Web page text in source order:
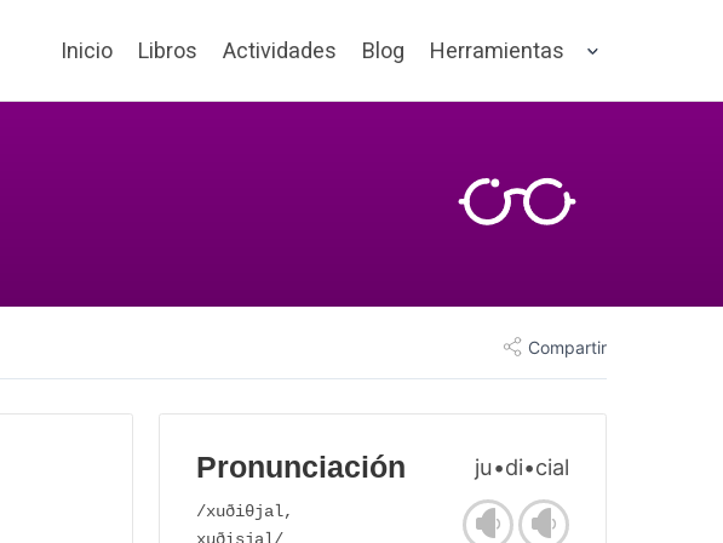
Inicio Libros Actividades Blog Herramientas
Compartir
Pronunciación ju•di•cial
/xuðiθjal,